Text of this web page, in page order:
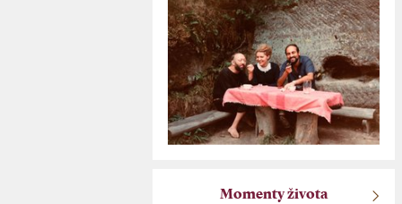
Momenty života